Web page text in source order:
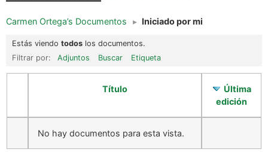
Carmen Ortega’s Documentos ▸ Iniciado por mi
Estás viendo todos los documentos.
Filtrar por:
Adjuntos Buscar Etiqueta
Título
Última
edición
No hay documentos para esta vista.